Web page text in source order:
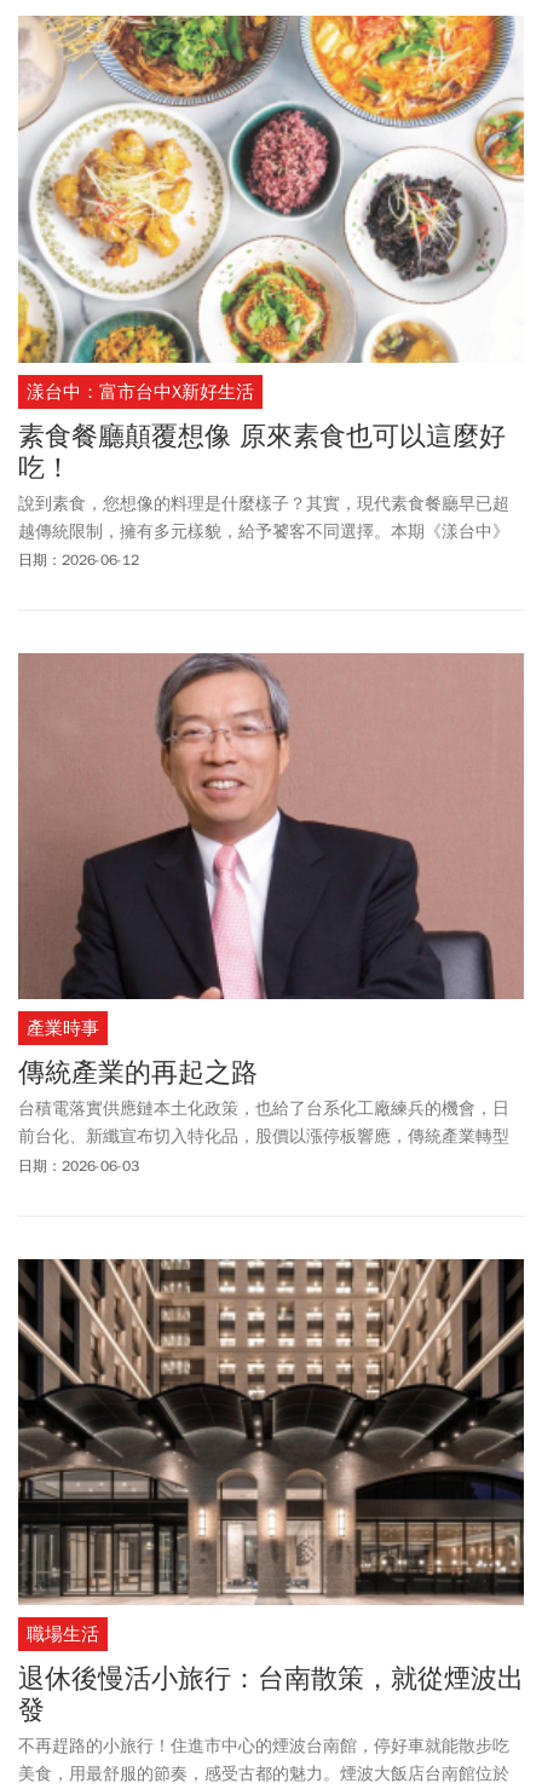
漾台中：富市台中X新好生活
素食餐廳顛覆想像 原來素食也可以這麼好
吃！
說到素食，您想像的料理是什麼樣子？其實，現代素食餐廳早已超
越傳統限制，擁有多元樣貌，給予饕客不同選擇。本期《漾台中》
精選4間風格迥異的特色素食餐廳，帶您探索這座城市的植物性飲食
日期：2026-06-12
產業時事
傳統產業的再起之路
台積電落實供應鏈本土化政策，也給了台系化工廠練兵的機會，日
前台化、新纖宣布切入特化品，股價以漲停板響應，傳統產業轉型
迎來新時代。
日期：2026-06-03
職場生活
退休後慢活小旅行：台南散策，就從煙波出
發
不再趕路的小旅行！住進市中心的煙波台南館，停好車就能散步吃
美食，用最舒服的節奏，感受古都的魅力。煙波大飯店台南館位於